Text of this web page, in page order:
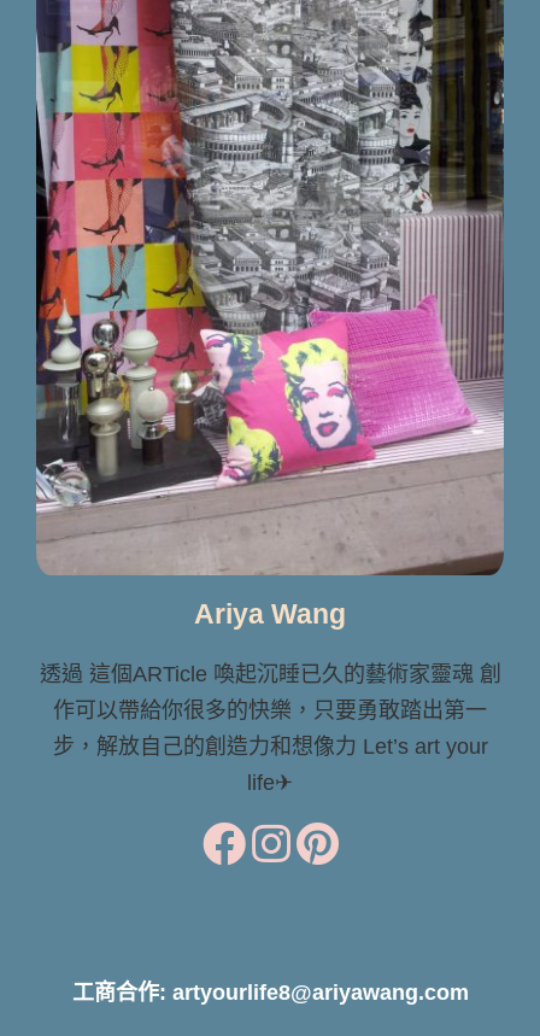
Ariya Wang
透過 這個ARTicle 喚起沉睡已久的藝術家靈魂 創
作可以帶給你很多的快樂，只要勇敢踏出第一
步，解放自己的創造力和想像力 Let’s art your
life✈
工商合作: artyourlife8@ariyawang.com